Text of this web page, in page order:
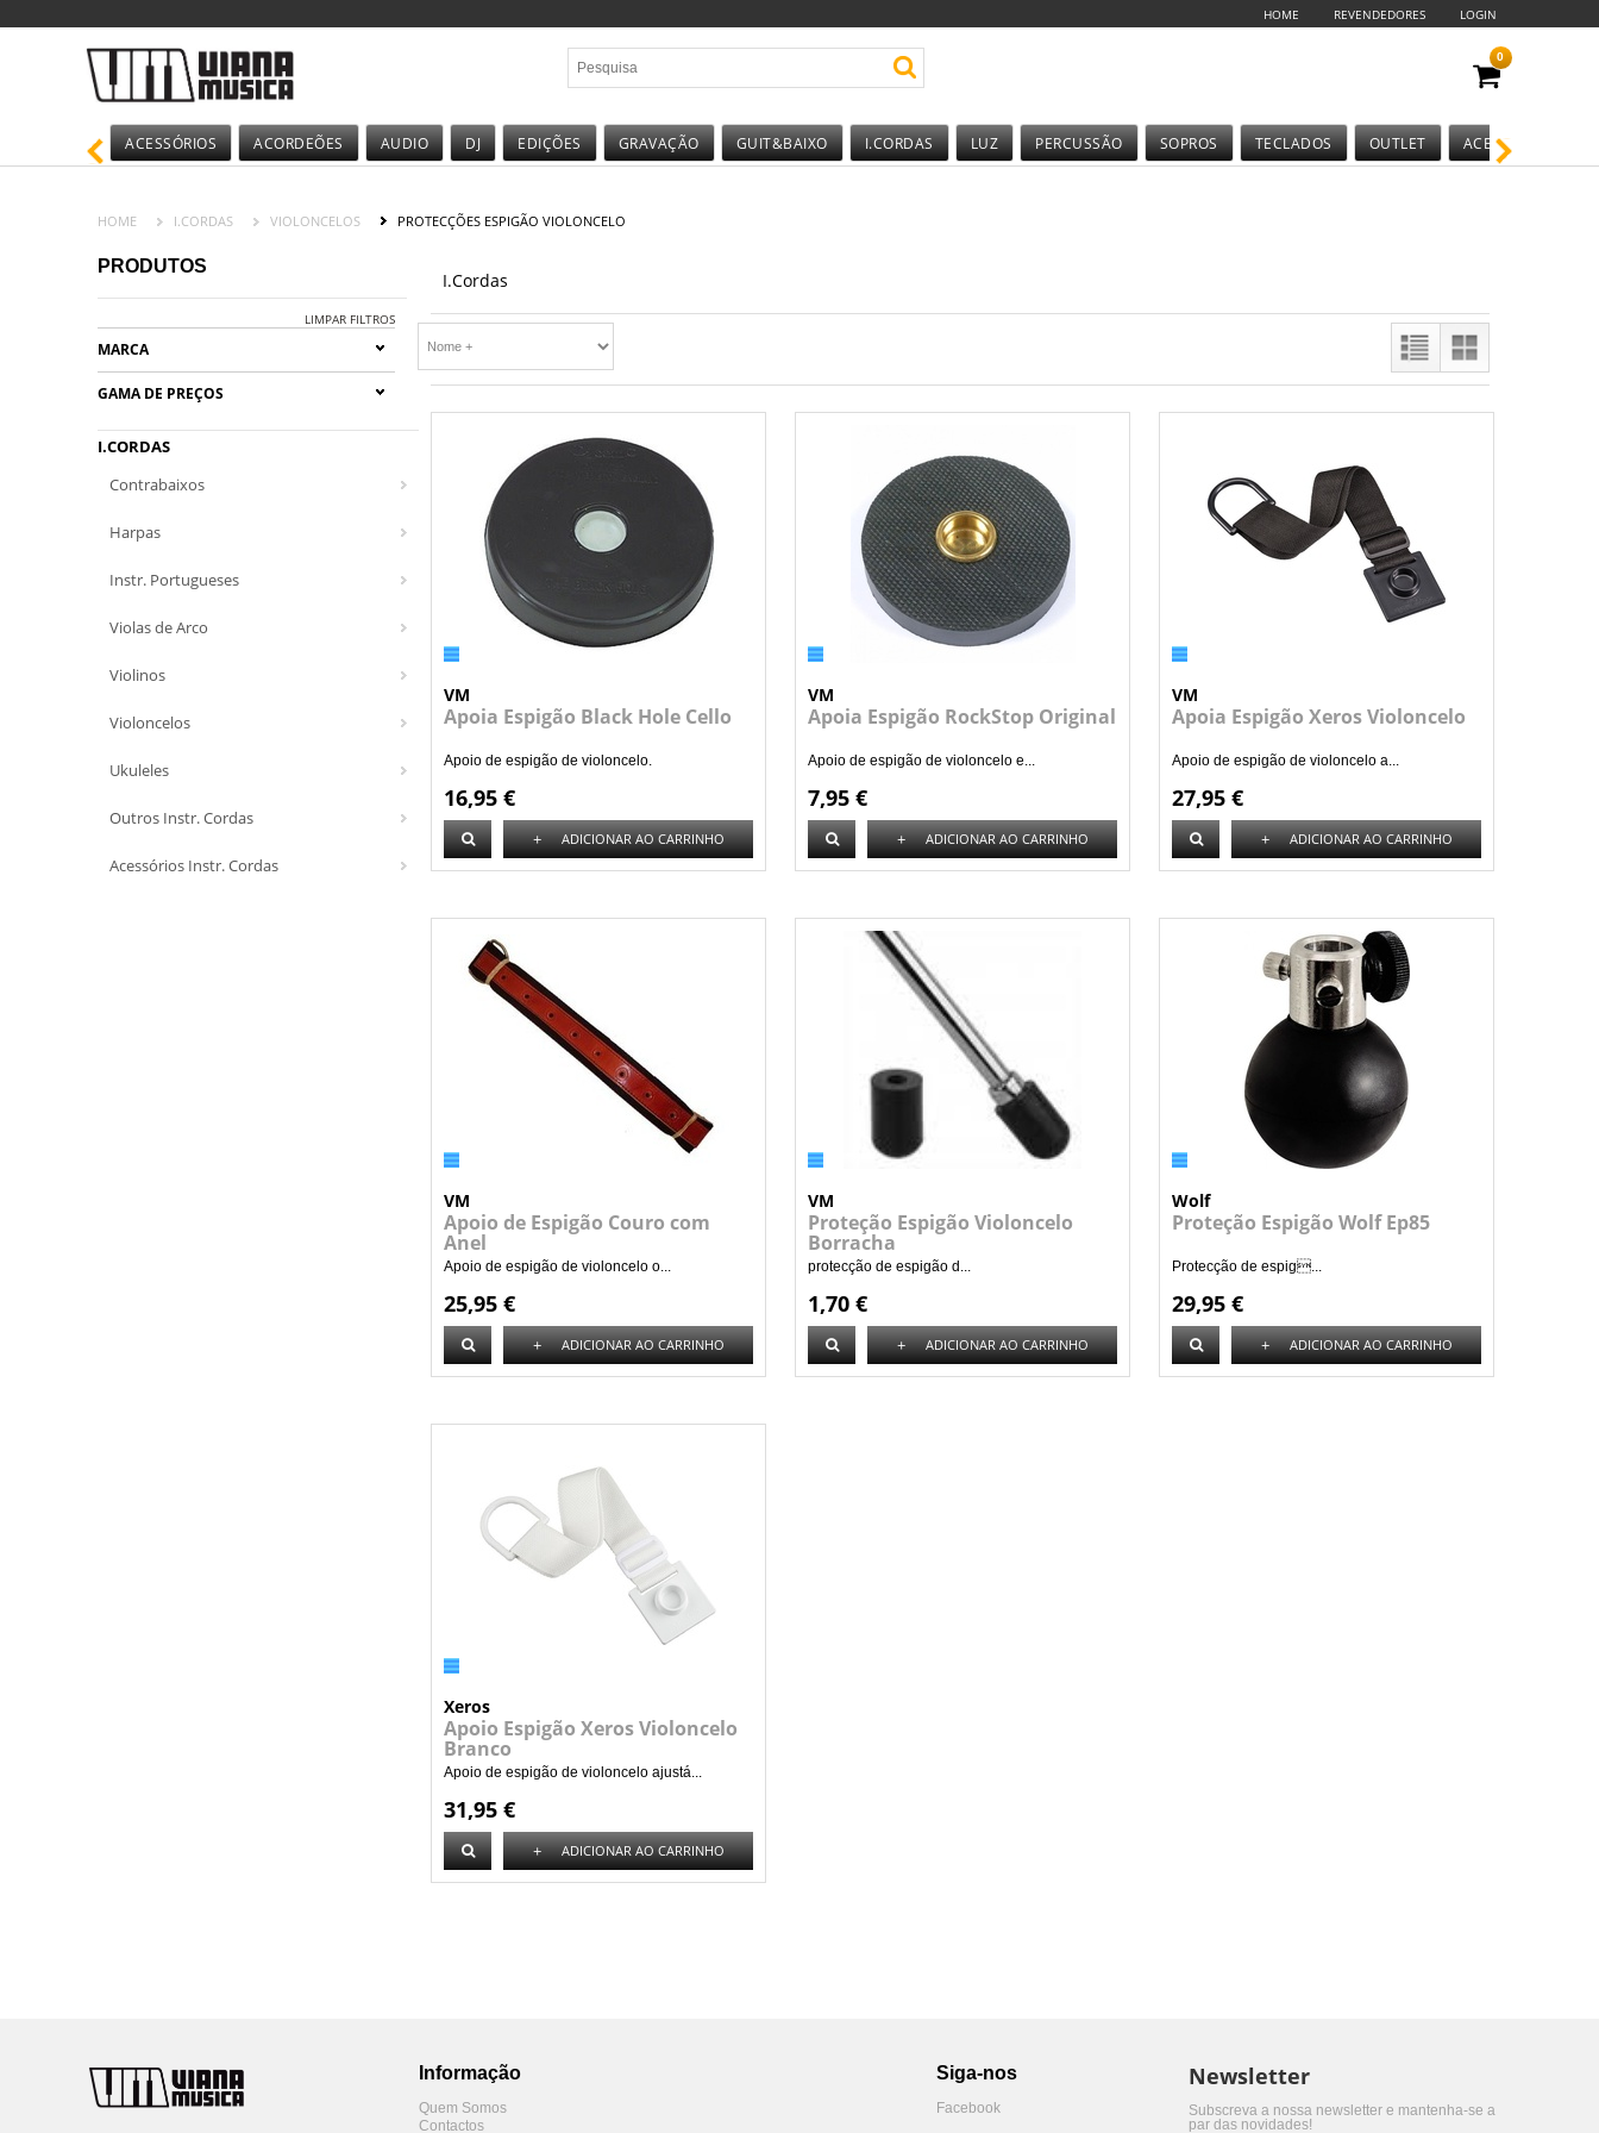
HOME REVENDEDORES LOGIN
0
ACESSÓRIOS ACORDEÕES AUDIO DJ EDIÇÕES GRAVAÇÃO GUIT&BAIXO I.CORDAS LUZ PERCUSSÃO SOPROS TECLADOS OUTLET ACESSÓRIOS
HOME I.CORDAS VIOLONCELOS PROTECÇÕES ESPIGÃO VIOLONCELO
PRODUTOS
LIMPAR FILTROS
MARCA
GAMA DE PREÇOS
I.CORDAS
Contrabaixos
Harpas
Instr. Portugueses
Violas de Arco
Violinos
Violoncelos
Ukuleles
Outros Instr. Cordas
Acessórios Instr. Cordas
I.Cordas
VM
Apoia Espigão Black Hole Cello
Apoio de espigão de violoncelo.
16,95 €
+ ADICIONAR AO CARRINHO
VM
Apoia Espigão RockStop Original
Apoio de espigão de violoncelo e...
7,95 €
+ ADICIONAR AO CARRINHO
VM
Apoia Espigão Xeros Violoncelo
Apoio de espigão de violoncelo a...
27,95 €
+ ADICIONAR AO CARRINHO
VM
Apoio de Espigão Couro com
Anel
Apoio de espigão de violoncelo o...
25,95 €
+ ADICIONAR AO CARRINHO
VM
Proteção Espigão Violoncelo
Borracha
protecção de espigão d...
1,70 €
+ ADICIONAR AO CARRINHO
Wolf
Proteção Espigão Wolf Ep85
Protecção de espig...
29,95 €
+ ADICIONAR AO CARRINHO
Xeros
Apoio Espigão Xeros Violoncelo
Branco
Apoio de espigão de violoncelo ajustá...
31,95 €
+ ADICIONAR AO CARRINHO
Informação
Quem Somos
Contactos
Siga-nos
Facebook
Newsletter
Subscreva a nossa newsletter e mantenha-se a
par das novidades!